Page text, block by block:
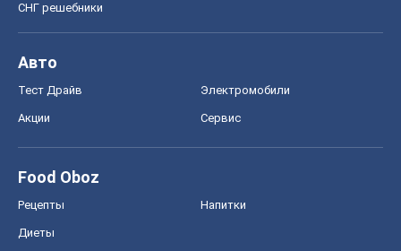
СНГ решебники
Авто
Тест Драйв Электромобили
Акции Сервис
Food Oboz
Рецепты Напитки
Диеты